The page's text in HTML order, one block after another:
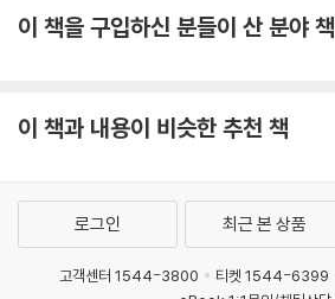
이 책을 구입하신 분들이 산 분야 책
이 책과 내용이 비슷한 추천 책
로그인 최근 본 상품
고객센터 1544-3800 티켓 1544-6399